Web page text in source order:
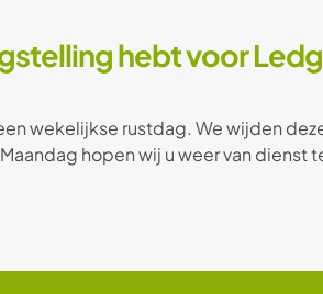
hebt voor
wekelijkse rustdag. We wijden
hopen wij u weer van dienst